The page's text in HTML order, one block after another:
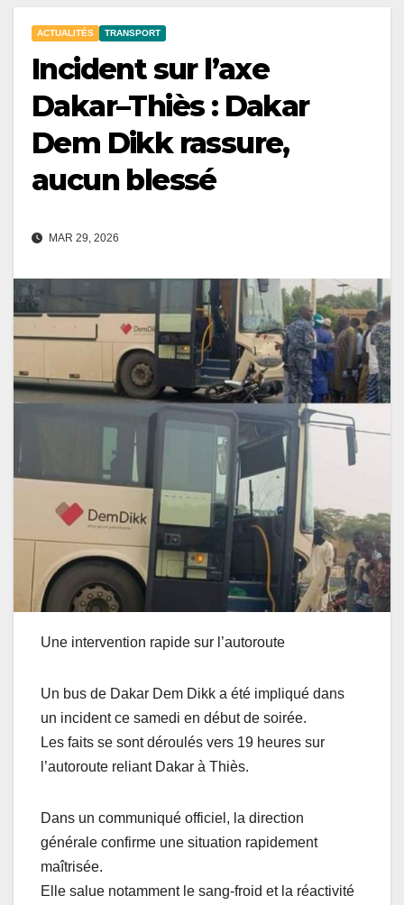
ACTUALITÉS TRANSPORT
Incident sur l’axe
Dakar–Thiès : Dakar
Dem Dikk rassure,
aucun blessé
MAR 29, 2026
Une intervention rapide sur l’autoroute
Un bus de Dakar Dem Dikk a été impliqué dans
un incident ce samedi en début de soirée.
Les faits se sont déroulés vers 19 heures sur
l’autoroute reliant Dakar à Thiès.
Dans un communiqué officiel, la direction
générale confirme une situation rapidement
maîtrisée.
Elle salue notamment le sang-froid et la réactivité